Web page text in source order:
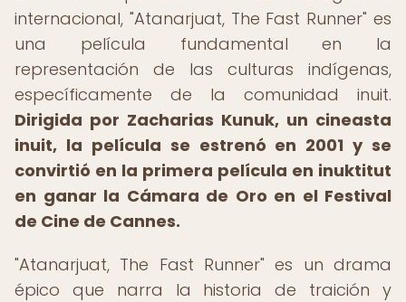
internacional, "Atanarjuat, The Fast Runner" es
una película fundamental en la
representación de las culturas indígenas,
específicamente de la comunidad inuit.
Dirigida por Zacharias Kunuk, un cineasta
inuit, la película se estrenó en 2001 y se
convirtió en la primera película en inuktitut
en ganar la Cámara de Oro en el Festival
de Cine de Cannes.
"Atanarjuat, The Fast Runner" es un drama
épico que narra la historia de traición y